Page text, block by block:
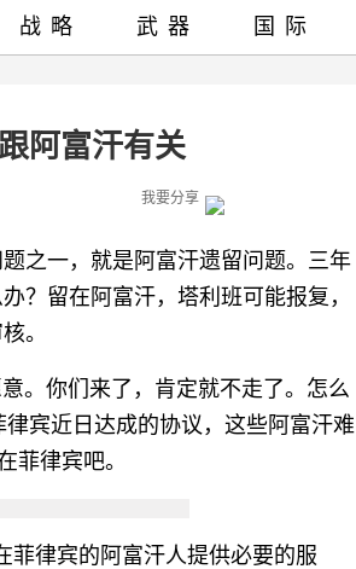
阿富汗有关
我要分享
之一，就是阿富汗遗留问题。三年
？留在阿富汗，塔利班可能报复，
。
。你们来了，肯定就不走了。怎么
宾近日达成的协议，这些阿富汗难
菲律宾吧。
菲律宾的阿富汗人提供必要的服
战略 武器 国际